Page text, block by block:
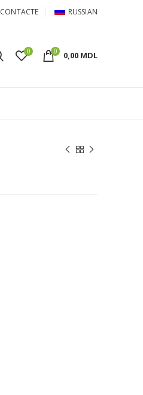
CONTACTE RUSSIAN
0 0 0,00 MDL